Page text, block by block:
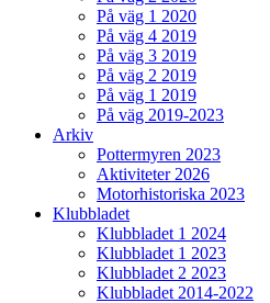
På väg 1 2020
På väg 4 2019
På väg 3 2019
På väg 2 2019
På väg 1 2019
På väg 2019-2023
Arkiv
Pottermyren 2023
Aktiviteter 2026
Motorhistoriska 2023
Klubbladet
Klubbladet 1 2024
Klubbladet 1 2023
Klubbladet 2 2023
Klubbladet 2014-2022